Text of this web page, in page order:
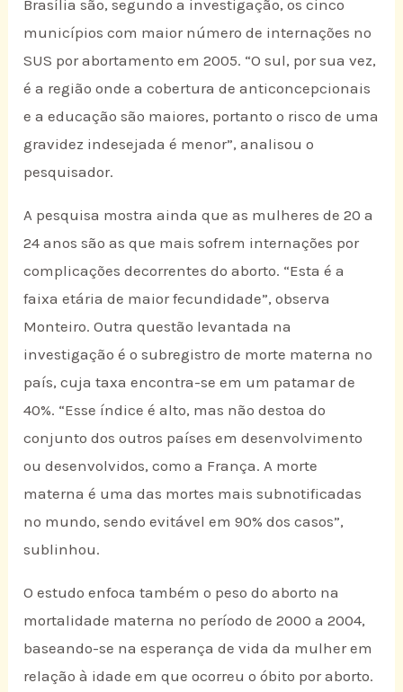
Brasília são, segundo a investigação, os cinco
municípios com maior número de internações no
SUS por abortamento em 2005. “O sul, por sua vez,
é a região onde a cobertura de anticoncepcionais
e a educação são maiores, portanto o risco de uma
gravidez indesejada é menor”, analisou o
pesquisador.
A pesquisa mostra ainda que as mulheres de 20 a
24 anos são as que mais sofrem internações por
complicações decorrentes do aborto. “Esta é a
faixa etária de maior fecundidade”, observa
Monteiro. Outra questão levantada na
investigação é o subregistro de morte materna no
país, cuja taxa encontra-se em um patamar de
40%. “Esse índice é alto, mas não destoa do
conjunto dos outros países em desenvolvimento
ou desenvolvidos, como a França. A morte
materna é uma das mortes mais subnotificadas
no mundo, sendo evitável em 90% dos casos”,
sublinhou.
O estudo enfoca também o peso do aborto na
mortalidade materna no período de 2000 a 2004,
baseando-se na esperança de vida da mulher em
relação à idade em que ocorreu o óbito por aborto.